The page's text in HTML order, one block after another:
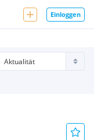
Einloggen